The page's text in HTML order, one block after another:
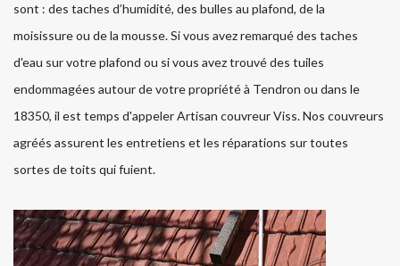
sont : des taches d’humidité, des bulles au plafond, de la
moisissure ou de la mousse. Si vous avez remarqué des taches
d'eau sur votre plafond ou si vous avez trouvé des tuiles
endommagées autour de votre propriété à Tendron ou dans le
18350, il est temps d'appeler Artisan couvreur Viss. Nos couvreurs
agréés assurent les entretiens et les réparations sur toutes
sortes de toits qui fuient.